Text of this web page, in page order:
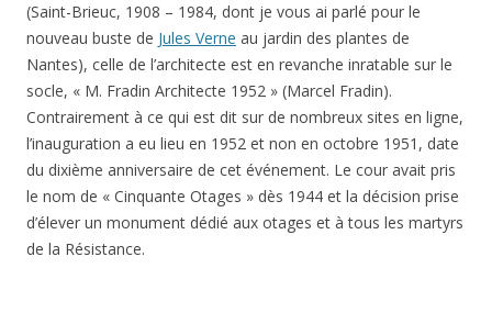
(Saint-Brieuc, 1908 – 1984, dont je vous ai parlé pour le
nouveau buste de Jules Verne au jardin des plantes de
Nantes), celle de l’architecte est en revanche inratable sur le
socle, « M. Fradin Architecte 1952 » (Marcel Fradin).
Contrairement à ce qui est dit sur de nombreux sites en ligne,
l’inauguration a eu lieu en 1952 et non en octobre 1951, date
du dixième anniversaire de cet événement. Le cour avait pris
le nom de « Cinquante Otages » dès 1944 et la décision prise
d’élever un monument dédié aux otages et à tous les martyrs
de la Résistance.